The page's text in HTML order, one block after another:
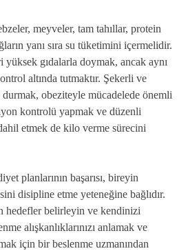
meyveler, tam tahıllar, protein
yanı sıra su tüketimini içermelidir.
yüksek gıdalarla doymak, ancak aynı
altında tutmaktır. Şekerli ve
durmak, obeziteyle mücadelede önemli
kontrolü yapmak ve düzenli
etmek de kilo verme sürecini
planlarının başarısı, bireyin
disipline etme yeteneğine bağlıdır.
hedefler belirleyin ve kendinizi
alışkanlıklarınızı anlamak ve
için bir beslenme uzmanından